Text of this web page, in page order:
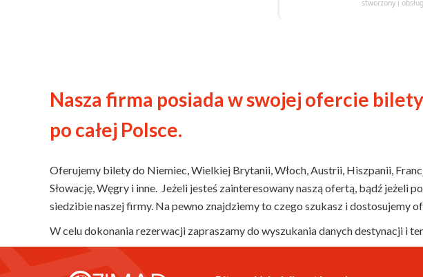
Nasza firma posiada w swojej ofercie
po całej Polsce.
Oferujemy bilety do Niemiec, Wielkiej Brytanii, Włoch, Austrii, Hiszpanii,
Słowację, Węgry i inne. Jeżeli jesteś zainteresowany naszą ofertą, bądź
siedzibie naszej firmy. Na pewno znajdziemy to czego szukasz i dostosujemy
W celu dokonania rezerwacji zapraszamy do wyszukania danych destynacji i